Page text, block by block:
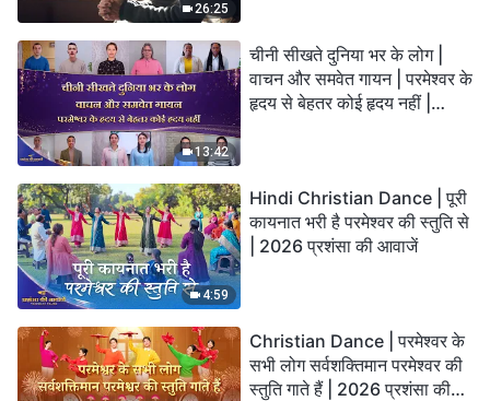
26:25
13:42
चीनी सीखते दुनिया भर के लोग |
वाचन और समवेत गायन | परमेश्वर के
हृदय से बेहतर कोई हृदय नहीं |
4:59
Hindi Christian Dance | पूरी
कायनात भरी है परमेश्वर की स्तुति से
| 2026 प्रशंसा की आवाजें
Christian Dance | परमेश्वर के
सभी लोग सर्वशक्तिमान परमेश्वर की
स्तुति गाते हैं | 2026 प्रशंसा की